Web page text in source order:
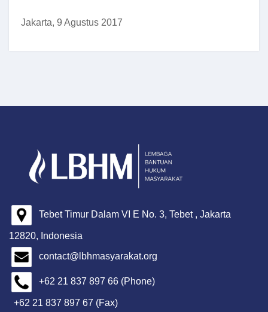
Jakarta, 9 Agustus 2017
Tebet Timur Dalam VI E No. 3, Tebet , Jakarta
12820, Indonesia
contact@lbhmasyarakat.org
+62 21 837 897 66 (Phone)
+62 21 837 897 67 (Fax)